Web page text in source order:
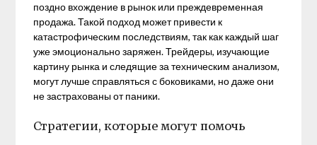
поздно вхождение в рынок или преждевременная
продажа. Такой подход может привести к
катастрофическим последствиям, так как каждый шаг
уже эмоционально заряжен. Трейдеры, изучающие
картину рынка и следящие за техническим анализом,
могут лучше справляться с боковиками, но даже они
не застрахованы от паники.
Стратегии, которые могут помочь